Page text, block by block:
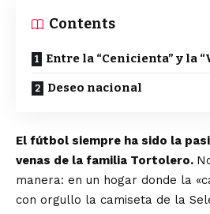
Contents
Entre la “Cenicienta” y la
Deseo nacional
El fútbol siempre ha sido la
venas de la familia Tortolero.
manera: en un hogar donde la
con orgullo la camiseta de la